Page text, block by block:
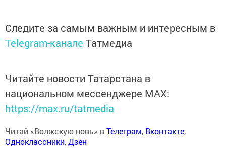
Следите за самым важным и интересным в
Telegram-канале Татмедиа
Читайте новости Татарстана в
национальном мессенджере MАХ:
https://max.ru/tatmedia
Читай «Волжскую новь» вТелеграм, Вконтакте,
Одноклассники,Дзен